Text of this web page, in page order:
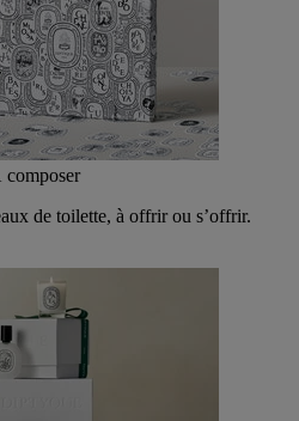
composer
de toilette, à offrir ou s’offrir.